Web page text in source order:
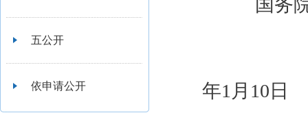
五公开
依申请公开
国务
年1月10日